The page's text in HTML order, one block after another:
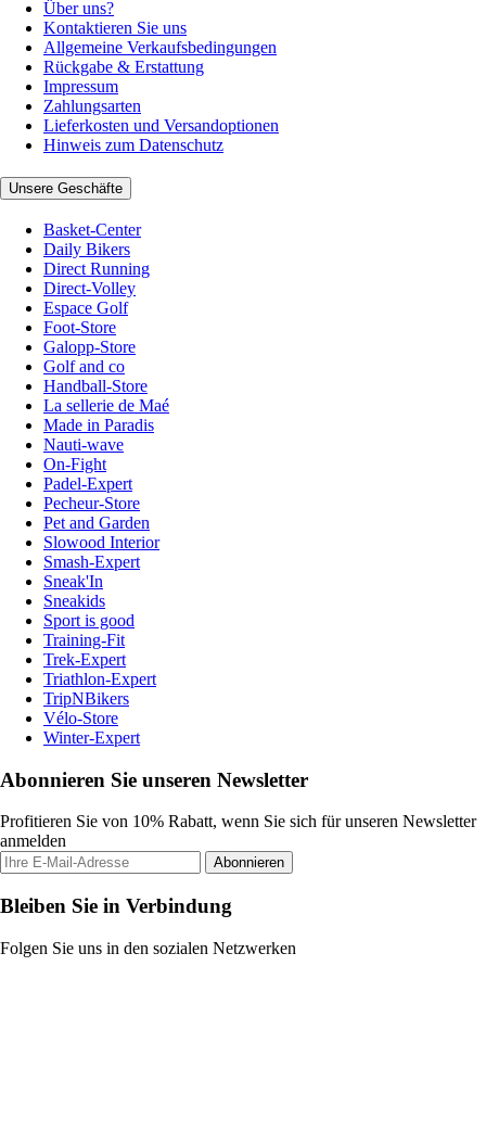
Über uns?
Kontaktieren Sie uns
Allgemeine Verkaufsbedingungen
Rückgabe & Erstattung
Impressum
Zahlungsarten
Lieferkosten und Versandoptionen
Hinweis zum Datenschutz
Unsere Geschäfte
Basket-Center
Daily Bikers
Direct Running
Direct-Volley
Espace Golf
Foot-Store
Galopp-Store
Golf and co
Handball-Store
La sellerie de Maé
Made in Paradis
Nauti-wave
On-Fight
Padel-Expert
Pecheur-Store
Pet and Garden
Slowood Interior
Smash-Expert
Sneak'In
Sneakids
Sport is good
Training-Fit
Trek-Expert
Triathlon-Expert
TripNBikers
Vélo-Store
Winter-Expert
Abonnieren Sie unseren Newsletter
Profitieren Sie von 10% Rabatt, wenn Sie sich für unseren Newsletter
anmelden
Abonnieren
Bleiben Sie in Verbindung
Folgen Sie uns in den sozialen Netzwerken